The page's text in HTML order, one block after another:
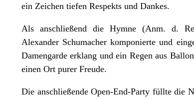
ein Zeichen tiefen Respekts und Dankes.
Als anschließend die Hymne (Anm. d.
Alexander Schumacher komponierte und
Damengarde erklang und ein Regen aus
einen Ort purer Freude.
Die anschließende Open-End-Party füllte die